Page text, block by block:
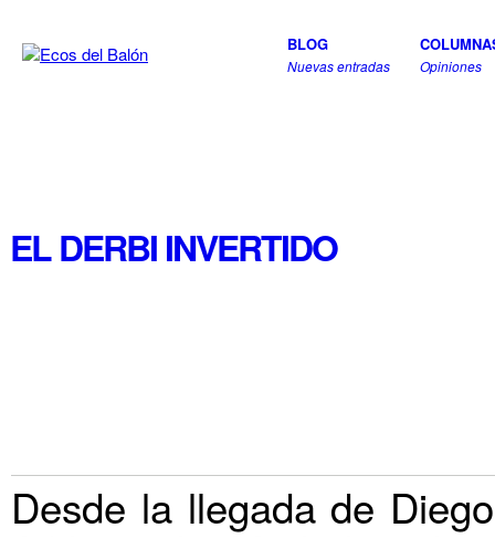
BLOG
Nuevas entradas Opiniones
EL DERBI INVERTIDO
Desde la llegada de